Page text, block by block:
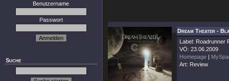
Benutzername
Passwort
Suche
Dream Theater -
Label: Roadrunner
VÖ: 23.06.2009
Homepage |
Art: Review